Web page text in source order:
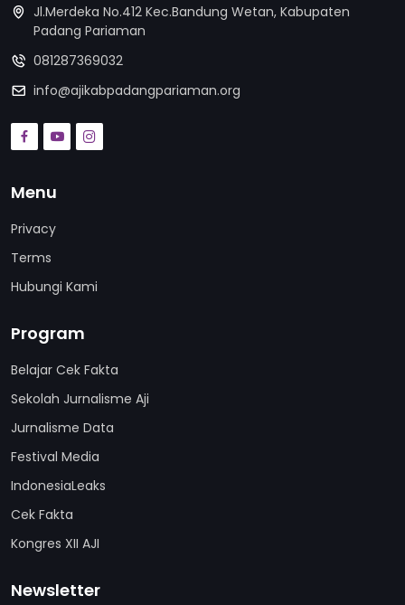
Jl.Merdeka No.412 Kec.Bandung Wetan, Kabupaten
Padang Pariaman
081287369032
info@ajikabpadangpariaman.org
Menu
Privacy
Terms
Hubungi Kami
Program
Belajar Cek Fakta
Sekolah Jurnalisme Aji
Jurnalisme Data
Festival Media
IndonesiaLeaks
Cek Fakta
Kongres XII AJI
Newsletter